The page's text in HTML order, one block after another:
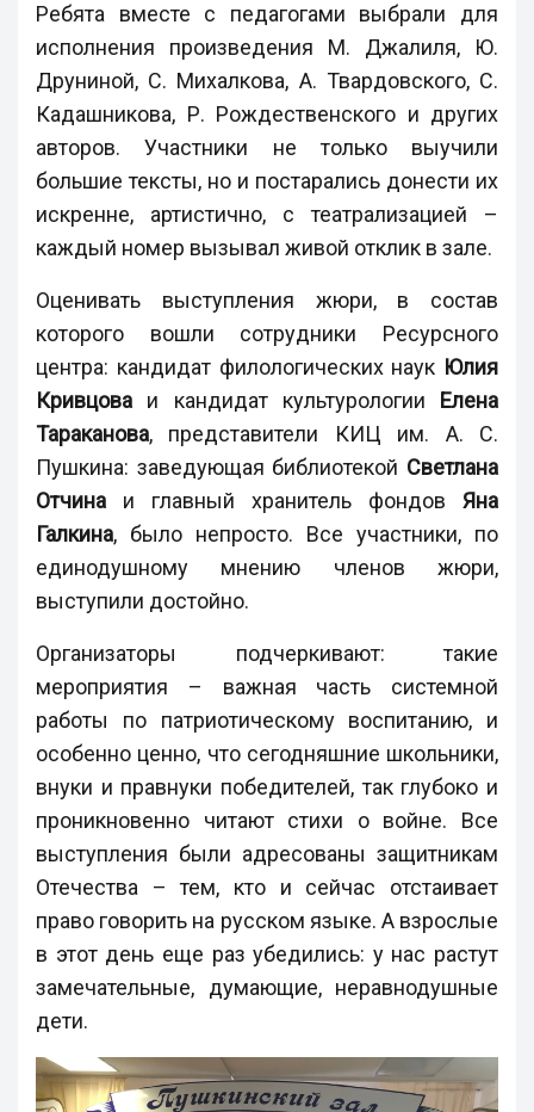
Ребята вместе с педагогами выбрали для
исполнения произведения М. Джалиля, Ю.
Друниной, С. Михалкова, А. Твардовского, С.
Кадашникова, Р. Рождественского и других
авторов. Участники не только выучили
большие тексты, но и постарались донести их
искренне, артистично, с театрализацией –
каждый номер вызывал живой отклик в зале.
Оценивать выступления жюри, в состав
которого вошли сотрудники Ресурсного
центра: кандидат филологических наук Юлия
Кривцова и кандидат культурологии Елена
Тараканова, представители КИЦ им. А. С.
Пушкина: заведующая библиотекой Светлана
Отчина и главный хранитель фондов Яна
Галкина, было непросто. Все участники, по
единодушному мнению членов жюри,
выступили достойно.
Организаторы подчеркивают: такие
мероприятия – важная часть системной
работы по патриотическому воспитанию, и
особенно ценно, что сегодняшние школьники,
внуки и правнуки победителей, так глубоко и
проникновенно читают стихи о войне. Все
выступления были адресованы защитникам
Отечества – тем, кто и сейчас отстаивает
право говорить на русском языке. А взрослые
в этот день еще раз убедились: у нас растут
замечательные, думающие, неравнодушные
дети.